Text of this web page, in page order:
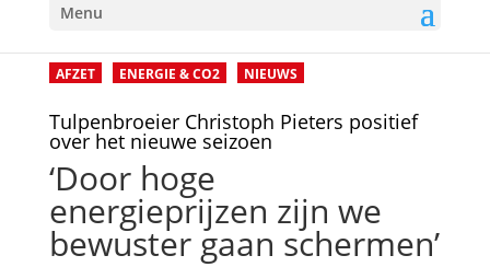
Menu
AFZET ENERGIE & CO2 NIEUWS
Tulpenbroeier Christoph Pieters positief
over het nieuwe seizoen
‘Door hoge
energieprijzen zijn we
bewuster gaan schermen’